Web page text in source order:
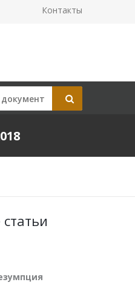
Контакты